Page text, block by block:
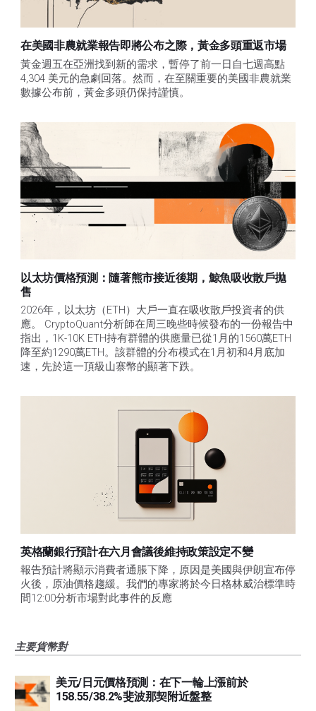
在美國非農就業報告即將公布之際，黃金多頭重返市場
黃金週五在亞洲找到新的需求，暫停了前一日自七週高點
4,304 美元的急劇回落。然而，在至關重要的美國非農就業
數據公布前，黃金多頭仍保持謹慎。
以太坊價格預測：隨著熊市接近後期，鯨魚吸收散戶拋
售​
2026年，以太坊（ETH）大戶一直在吸收散戶投資者的供
應。 CryptoQuant分析師在周三晚些時候發布的一份報告中
指出，1K-10K ETH持有群體的供應量已從1月的1560萬ETH
降至約1290萬ETH。該群體的分布模式在1月初和4月底加
速，先於這一頂級山寨幣的顯著下跌。
英格蘭銀行預計在六月會議後維持政策設定不變
報告預計將顯示消費者通脹下降，原因是美國與伊朗宣布停
火後，原油價格趨緩。我們的專家將於今日格林威治標準時
間12:00分析市場對此事件的反應
主要貨幣對
美元/日元價格預測：在下一輪上漲前於
158.55/38.2%斐波那契附近盤整